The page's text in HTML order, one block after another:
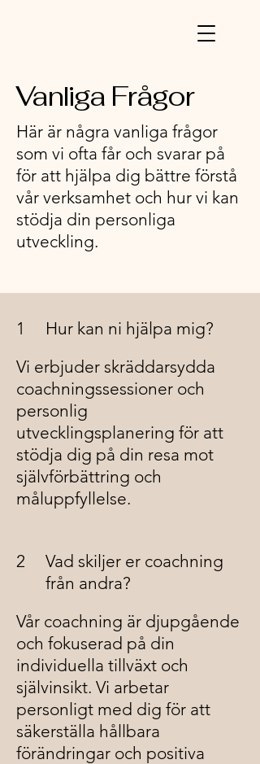
Vanliga Frågor
Här är några vanliga frågor
som vi ofta får och svarar på
för att hjälpa dig bättre förstå
vår verksamhet och hur vi kan
stödja din personliga
utveckling.
1
Hur kan ni hjälpa mig?
Vi erbjuder skräddarsydda
coachningssessioner och
personlig
utvecklingsplanering för att
stödja dig på din resa mot
självförbättring och
måluppfyllelse.
2
Vad skiljer er coachning
från andra?
Vår coachning är djupgående
och fokuserad på din
individuella tillväxt och
självinsikt. Vi arbetar
personligt med dig för att
säkerställa hållbara
förändringar och positiva